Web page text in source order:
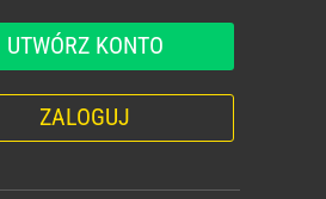
UTWÓRZ KONTO
ZALOGUJ